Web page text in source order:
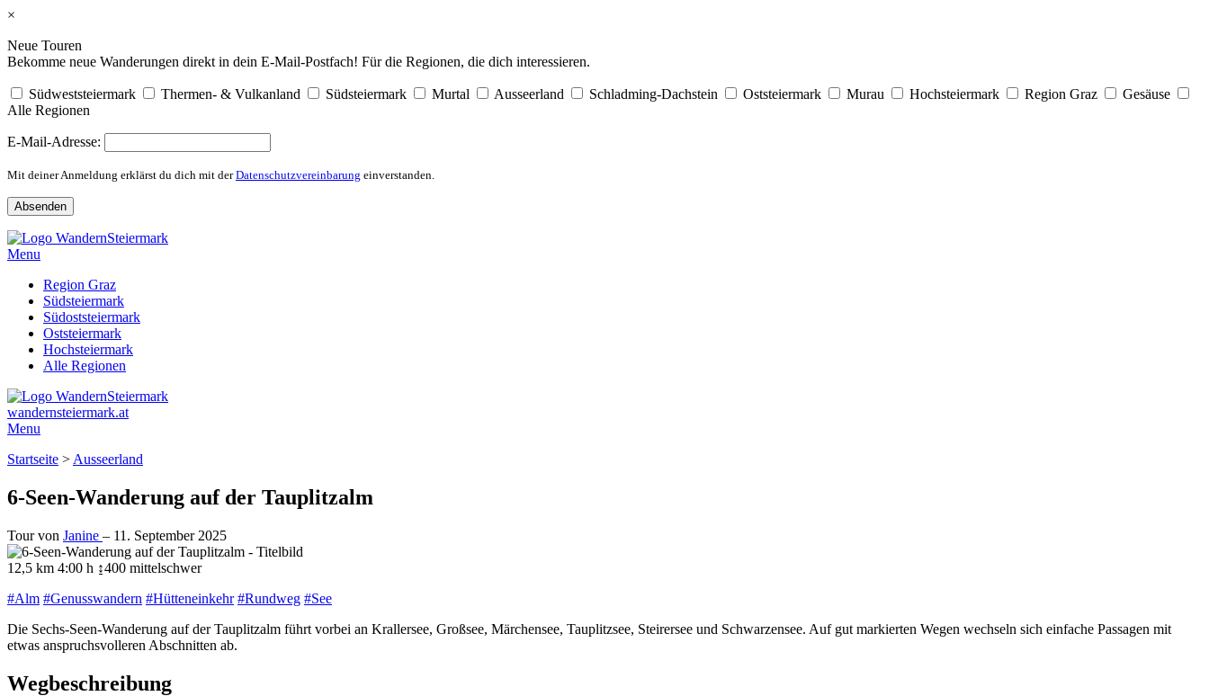
×
Neue Touren
Bekomme neue Wanderungen direkt in dein E-Mail-Postfach! Für die Regionen, die dich interessieren.
Südweststeiermark Thermen- & Vulkanland Südsteiermark Murtal Ausseerland Schladming-Dachstein Oststeiermark Murau Hochsteiermark Region Graz
Gesäuse
Alle Regionen
E-Mail-Adresse:
Mit deiner Anmeldung erklärst du dich mit derDatenschutzvereinbarung einverstanden.
Skip
to
Menu
Region Graz
Südsteiermark
Südoststeiermark
Oststeiermark
Hochsteiermark
Alle Regionen
wandernsteiermark.at
Menu
Startseite > Ausseerland
6-Seen-Wanderung auf der Tauplitzalm
Tour von Janine – 11. September 2025
12,5 km 4:00 h ↨400 mittelschwer
#Alm #Genusswandern #Hütteneinkehr #Rundweg #See
Die Sechs-Seen-Wanderung auf der Tauplitzalm führt vorbei an Krallersee, Großsee, Märchensee, Tauplitzsee, Steirersee und Schwarzensee. Auf gut markierten Wegen wechseln sich einfache Passagen mit
etwas anspruchsvolleren Abschnitten ab.
Wegbeschreibung